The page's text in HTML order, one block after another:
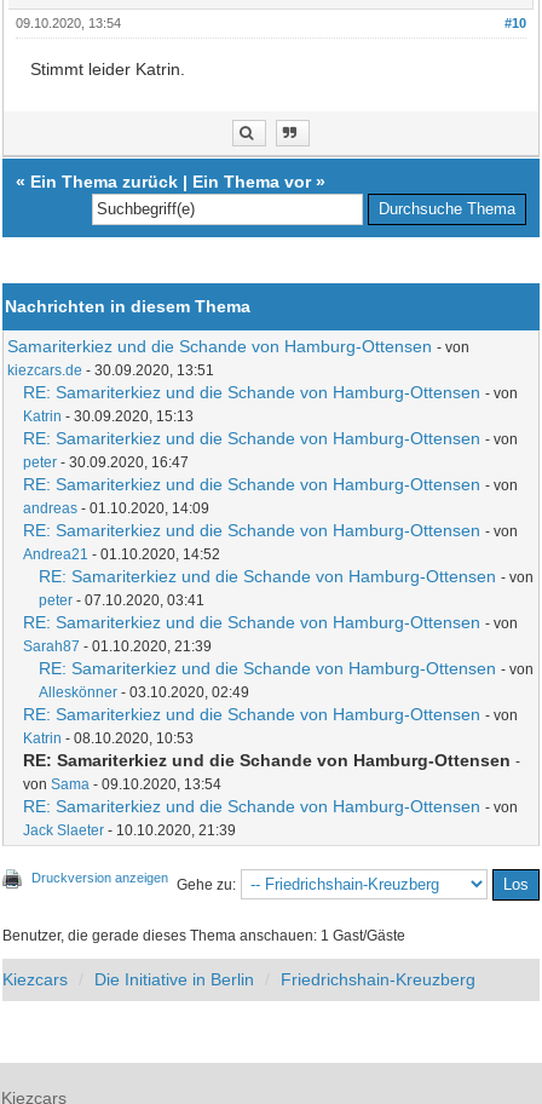
#10
09.10.2020, 13:54
Stimmt leider Katrin.
« Ein Thema zurück | Ein Thema vor»
Nachrichten in diesem Thema
Samariterkiez und die Schande von Hamburg-Ottensen - von
kiezcars.de - 30.09.2020, 13:51
RE: Samariterkiez und die Schande von Hamburg-Ottensen - von
Katrin - 30.09.2020, 15:13
RE: Samariterkiez und die Schande von Hamburg-Ottensen - von
peter - 30.09.2020, 16:47
RE: Samariterkiez und die Schande von Hamburg-Ottensen - von
andreas - 01.10.2020, 14:09
RE: Samariterkiez und die Schande von Hamburg-Ottensen - von
Andrea21 - 01.10.2020, 14:52
RE: Samariterkiez und die Schande von Hamburg-Ottensen - von
peter - 07.10.2020, 03:41
RE: Samariterkiez und die Schande von Hamburg-Ottensen - von
Sarah87 - 01.10.2020, 21:39
RE: Samariterkiez und die Schande von Hamburg-Ottensen - von
Alleskönner - 03.10.2020, 02:49
RE: Samariterkiez und die Schande von Hamburg-Ottensen - von
Katrin - 08.10.2020, 10:53
RE: Samariterkiez und die Schande von Hamburg-Ottensen -
vonSama - 09.10.2020, 13:54
RE: Samariterkiez und die Schande von Hamburg-Ottensen - von
Jack Slaeter - 10.10.2020, 21:39
Druckversion anzeigen Gehe zu:
Benutzer, die gerade dieses Thema anschauen: 1 Gast/Gäste
Kiezcars Die Initiative in Berlin Friedrichshain-Kreuzberg
Kiezcars